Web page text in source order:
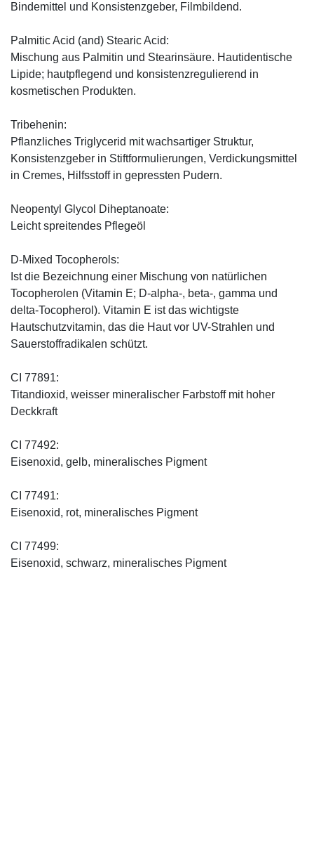
Bindemittel und Konsistenzgeber, Filmbildend.
Palmitic Acid (and) Stearic Acid:
Mischung aus Palmitin und Stearinsäure. Hautidentische
Lipide; hautpflegend und konsistenzregulierend in
kosmetischen Produkten.
Tribehenin:
Pflanzliches Triglycerid mit wachsartiger Struktur,
Konsistenzgeber in Stiftformulierungen, Verdickungsmittel
in Cremes, Hilfsstoff in gepressten Pudern.
Neopentyl Glycol Diheptanoate:
Leicht spreitendes Pflegeöl
D-Mixed Tocopherols:
Ist die Bezeichnung einer Mischung von natürlichen
Tocopherolen (Vitamin E; D-alpha-, beta-, gamma und
delta-Tocopherol). Vitamin E ist das wichtigste
Hautschutzvitamin, das die Haut vor UV-Strahlen und
Sauerstoffradikalen schützt.
CI 77891:
Titandioxid, weisser mineralischer Farbstoff mit hoher
Deckkraft
CI 77492:
Eisenoxid, gelb, mineralisches Pigment
CI 77491:
Eisenoxid, rot, mineralisches Pigment
CI 77499:
Eisenoxid, schwarz, mineralisches Pigment